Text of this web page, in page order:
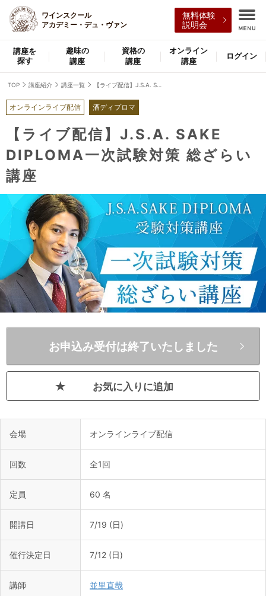
ワインスクール
アカデミー・デュ・ヴァン
無料体験
説明会
講座を
探す
趣味の
講座
資格の
講座
オンライン
講座
ログイン
TOP 講座紹介 講座一覧
オンラインライブ配信 酒ディプロマ
【ライブ配信】J.S.A. SAKE
DIPLOMA一次試験対策 総ざらい
講座
お気に入りに追加
お申込み受付は終了いたしました
会場 オンラインライブ配信
回数 全1回
定員 60 名
開講日 7/19 (日)
催行決定日 7/12 (日)
講師 並里直哉